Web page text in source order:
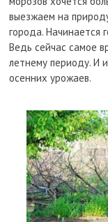
выезжаем на
города. Начинается
Ведь сейчас самое
летнему периоду. И
осенних урожаев.